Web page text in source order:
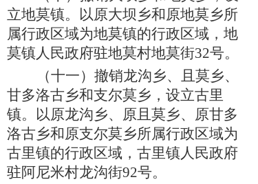
立地莫镇。以原大坝乡和原地莫乡所
属行政区域为地莫镇的行政区域，地
莫镇人民政府驻地莫村地莫街32号。
（十一） 撤销龙沟乡、且莫乡、
甘多洛古乡和支尔莫乡，设立古里
镇。以原龙沟乡、原且莫乡、原甘多
洛古乡和原支尔莫乡所属行政区域为
古里镇的行政区域，古里镇人民政府
驻阿尼米村龙沟街92号。